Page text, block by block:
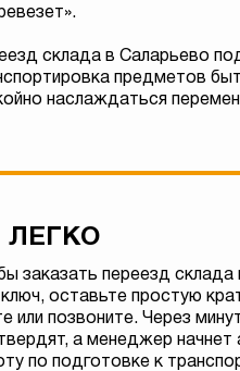
склада в Саларьево
предметов
наслаждаться
ЛЕГКО
заказать переезд склада
оставьте простую
или позвоните. Через
а менеджер начнет
по подготовке к